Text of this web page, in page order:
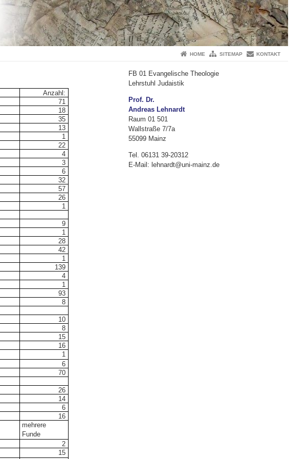
HOME SITEMAP KONTAKT
Anzahl:
71
18
35
13
1
22
4
3
6
32
57
26
1
9
1
28
42
1
139
4
1
93
8
10
8
15
16
1
6
70
26
14
6
16
mehrere
Funde
2
15
FB 01 Evangelische Theologie
Lehrstuhl Judaistik
Prof. Dr.
Andreas Lehnardt
Raum 01 501
Wallstraße 7/7a
55099 Mainz
Tel. 06131 39-20312
E-Mail: lehnardt@uni-mainz.de